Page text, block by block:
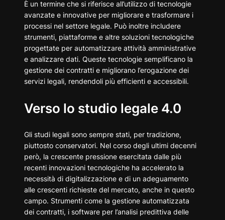
Eventi e formazione sul Legal tech in Italia
Sicurezza informatica e Legal Tech
Crittografia
Software di gestione documentale
Audit digitali
Rilevamento delle minacce
È un termine che si riferisce all’utilizzo di tecnologie
avanzate e innovative per migliorare e trasformare i
processi nel settore legale. Può inoltre includere
strumenti, piattaforme e altre soluzioni tecnologiche
progettate per automatizzare attività amministrative
e analizzare dati. Queste tecnologie semplificano la
gestione dei contratti e migliorano l’erogazione dei
servizi legali, rendendoli più efficienti e accessibili.
Verso lo studio legale 4.0
Gli studi legali sono sempre stati, per tradizione,
piuttosto conservatori. Nel corso degli ultimi decenni
però, la crescente pressione esercitata dalle più
recenti innovazioni tecnologiche ha accelerato la
necessità di digitalizzazione e di un adeguamento
alle crescenti richieste del mercato, anche in questo
campo. Strumenti come la gestione automatizzata
dei contratti, i software per l’analisi predittiva delle